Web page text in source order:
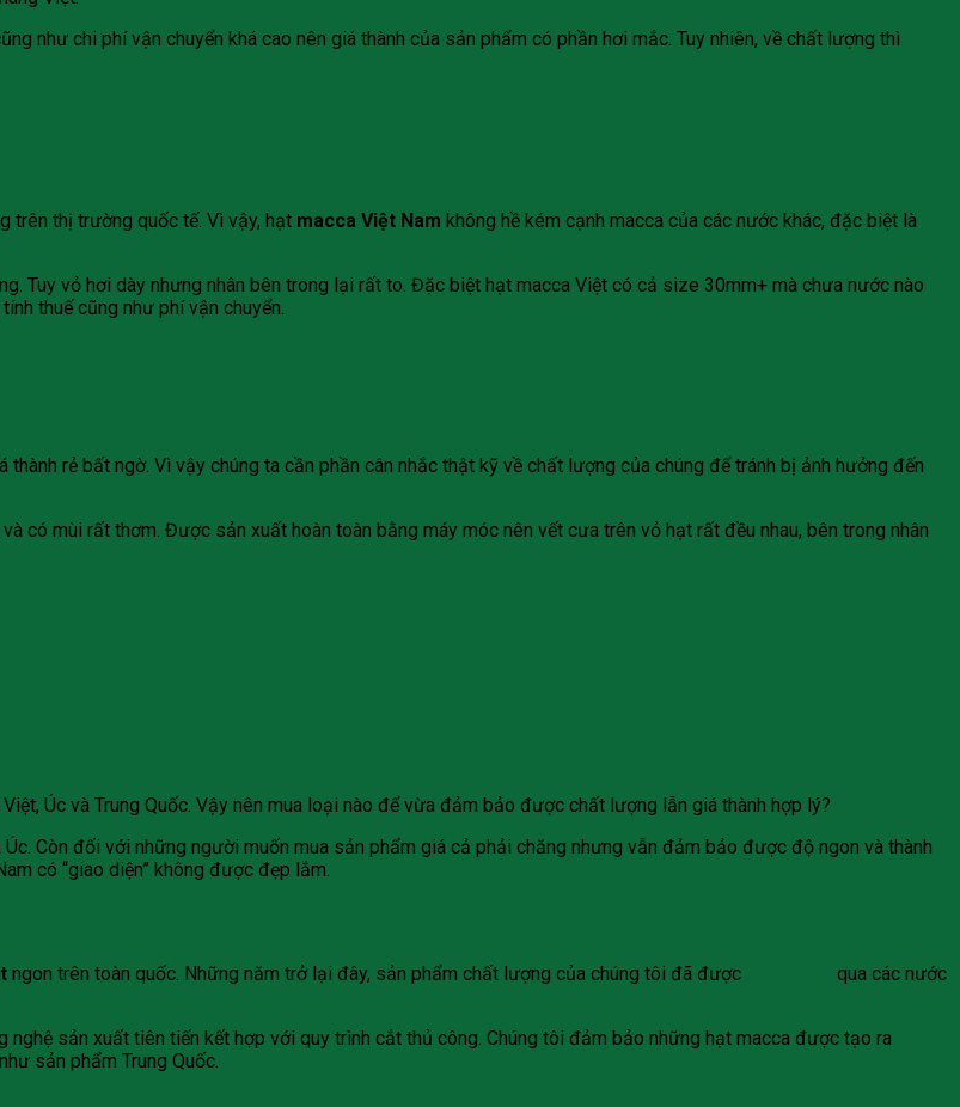
như chi phí vận chuyển khá cao nên giá thành của sản phẩm có phần hơi mắc. Tuy nhiên, về chất lượng thì
trên thị trường quốc tế. Vì vậy, hạt macca Việt Nam không hề kém cạnh macca của các nước khác, đặc biệt là
Tuy vỏ hơi dày nhưng nhân bên trong lại rất to. Đặc biệt hạt macca Việt có cả size 30mm+ mà chưa nước nào
thuế cũng như phí vận chuyển.
rẻ bất ngờ. Vì vậy chúng ta cần phần cân nhắc thật kỹ về chất lượng của chúng để tránh bị ảnh hưởng đến
có mùi rất thơm. Được sản xuất hoàn toàn bằng máy móc nên vết cưa trên vỏ hạt rất đều nhau, bên trong nhân
Việt, Úc và Trung Quốc. Vậy nên mua loại nào để vừa đảm bảo được chất lượng lẫn giá thành hợp lý?
Còn đối với những người muốn mua sản phẩm giá cả phải chăng nhưng vẫn đảm bảo được độ ngon và thành
có “giao diện” không được đẹp lắm.
ngon trên toàn quốc. Những năm trở lại đây, sản phẩm chất lượng của chúng tôi đã được
qua các nước
sản xuất tiên tiến kết hợp với quy trình cắt thủ công. Chúng tôi đảm bảo những hạt macca được tạo ra
sản phẩm Trung Quốc.